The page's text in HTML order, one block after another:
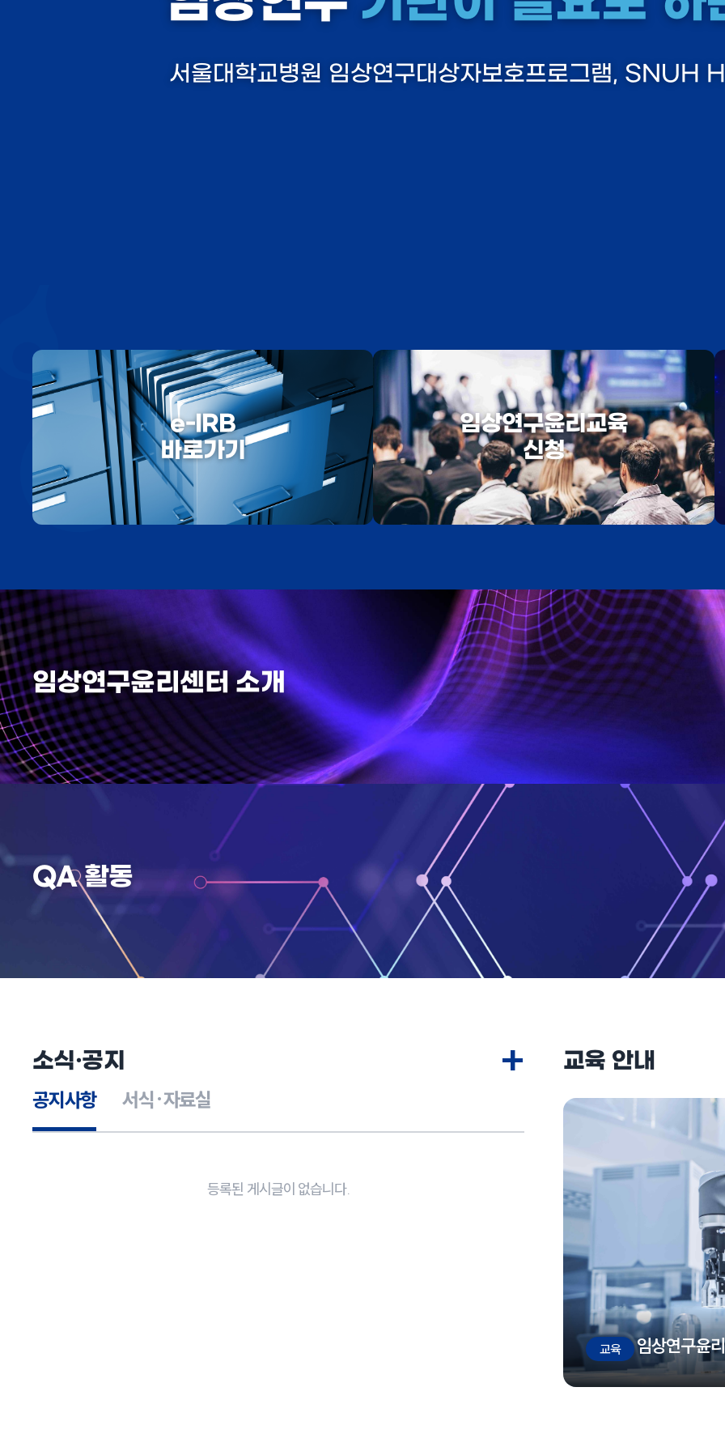
서울대학교병원 임상연구대상자보호프로그램, SNUH
e-IRB
바로가기
임상연구윤리교육
신청
임상연구윤리센터 소개
QA 활동
소식·공지 +
공지사항 서식·자료실
등록된 게시글이 없습니다.
교육 안내
교육 임상연구윤